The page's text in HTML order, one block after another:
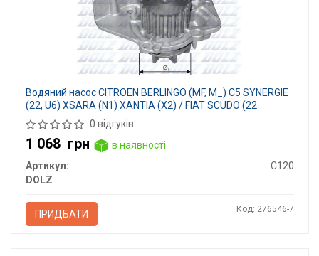
Водяний насос CITROEN BERLINGO (MF, M_) C5 SYNERGIE
(22, U6) XSARA (N1) XANTIA (X2) / FIAT SCUDO (22
0 відгуків
1 068 грн
в наявності
Артикул:
C120
DOLZ
ПРИДБАТИ Код: 276546-7